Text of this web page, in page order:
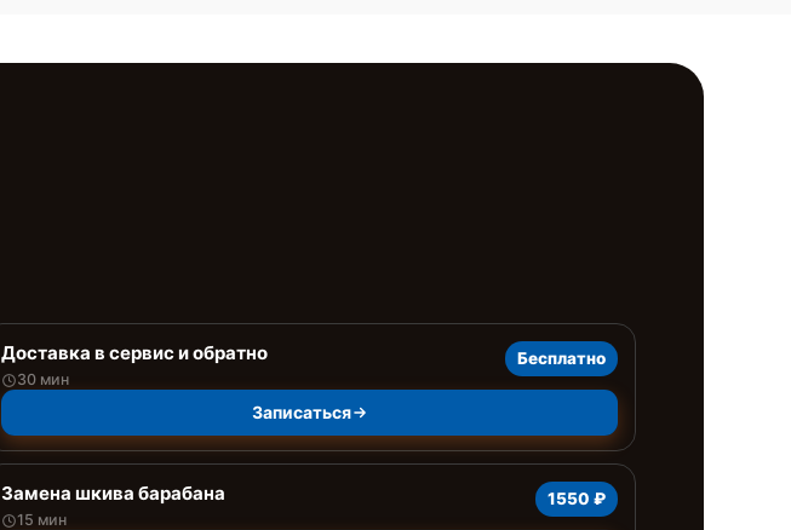
Доставка в сервис и обратно
30 мин
Бесплатно
Записаться
Замена шкива барабана
15 мин
1550 ₽